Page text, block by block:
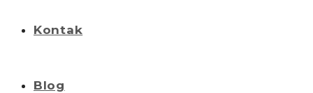
Kontak
Blog